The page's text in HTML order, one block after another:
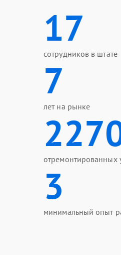
17
сотрудников в штате
7
лет на рынке
отремонтированных
3
минимальный опыт